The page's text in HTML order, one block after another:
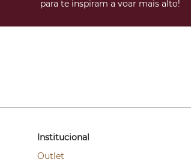
para te inspiram a voar mais alto!
Institucional
Outlet